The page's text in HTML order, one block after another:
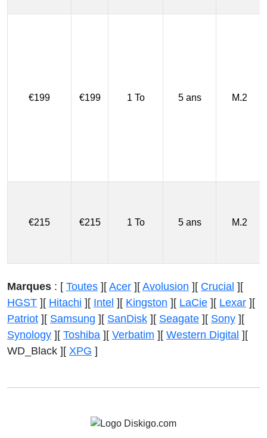
€199 €199 1 To 5 ans M.2
€215 €215 1 To 5 ans M.2
Marques : [ Toutes ][Acer ][Avolusion ][ Crucial ][
HGST ][ Hitachi ][ Intel ][ Kingston ][ LaCie ][ Lexar ][
Patriot ][ Samsung ][ SanDisk ][ Seagate ][ Sony ][
Synology ][ Toshiba ][ Verbatim ][ Western Digital ][
WD_Black ][ XPG ]